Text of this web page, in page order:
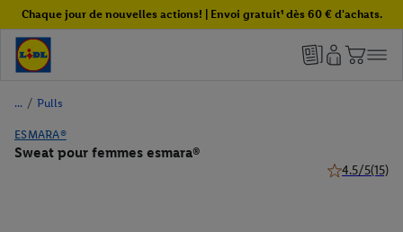
Chaque jour de nouvelles actions! | Envoi gratuit¹ dès 60 € d'achats.
/ Pulls
ESMARA®
Sweat pour femmes esmara®
4.5/5(15)